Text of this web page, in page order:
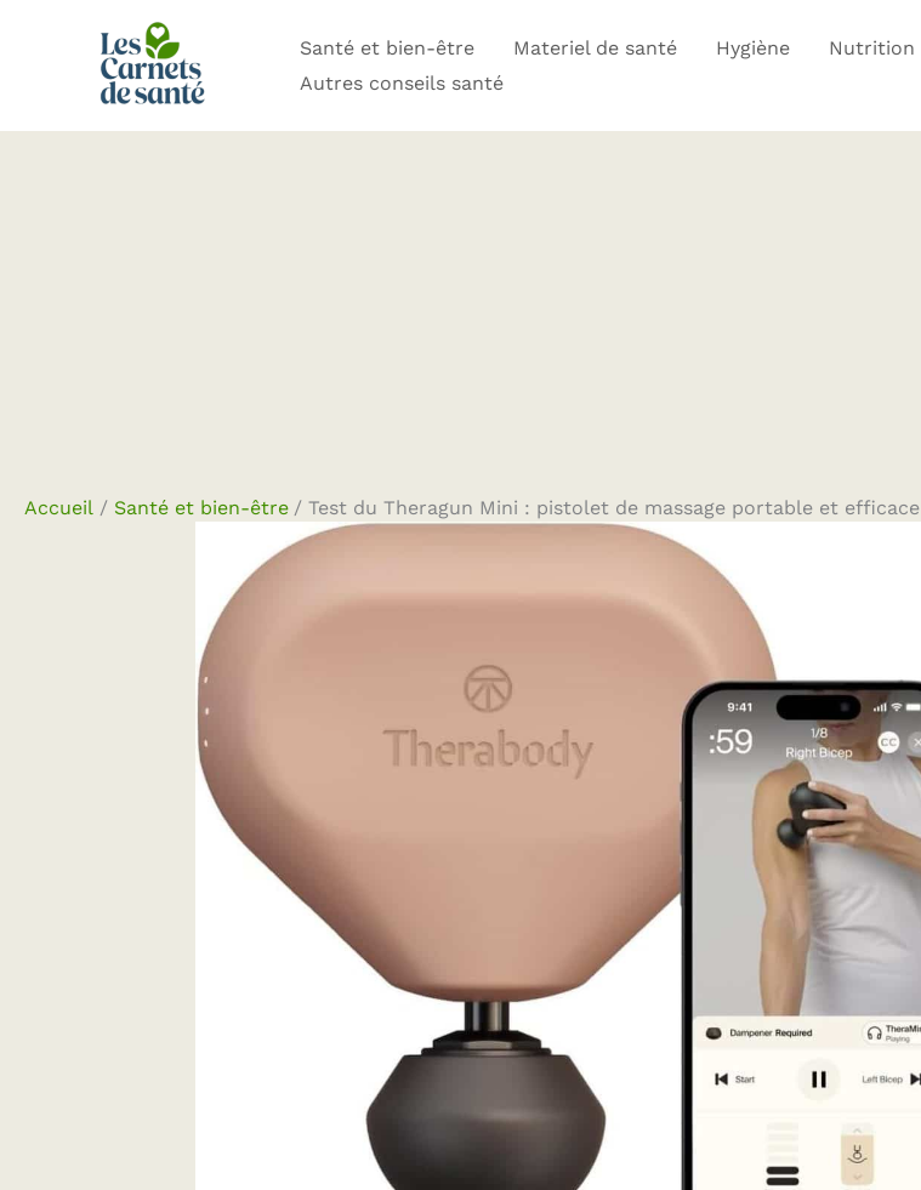
Santé et bien-être Materiel de santé Hygiène Nutrition
Autres conseils santé
Accueil Santé et bien-être Test du Theragun Mini : pistolet de massage portable et efficace